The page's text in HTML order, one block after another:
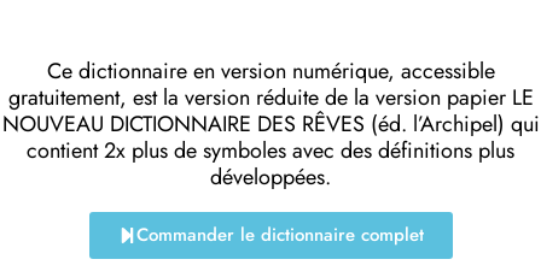
Ce dictionnaire en version numérique, accessible
gratuitement, est la version réduite de la version papier LE
NOUVEAU DICTIONNAIRE DES RÊVES (éd. l’Archipel) qui
contient 2x plus de symboles avec des définitions plus
développées.
Commander le dictionnaire complet